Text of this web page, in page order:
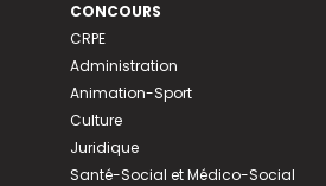
CONCOURS
CRPE
Administration
Animation-Sport
Culture
Juridique
Santé-Social et Médico-Social